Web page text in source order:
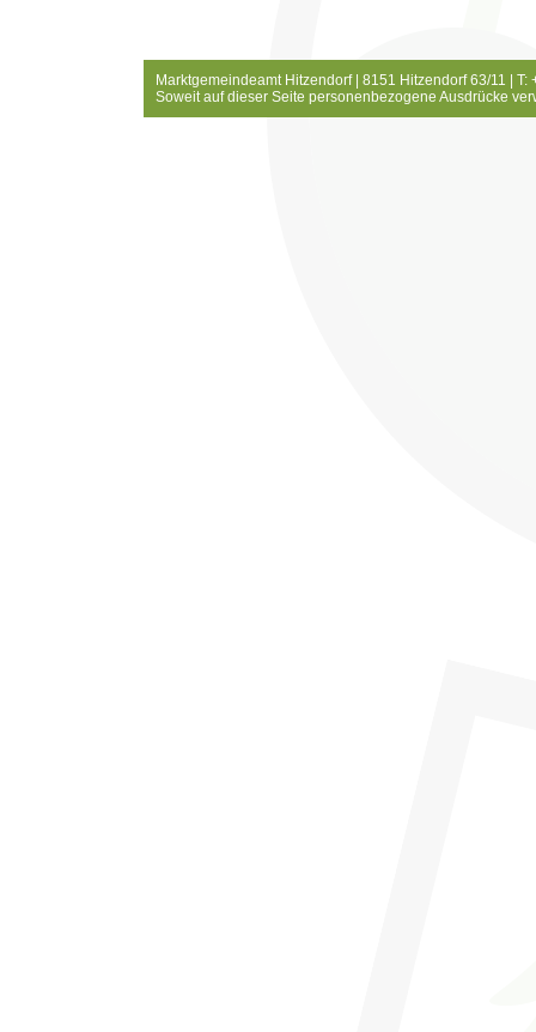
Marktgemeindeamt Hitzendorf | 8151 Hitzendorf 63/11 |
Soweit auf dieser Seite personenbezogene Ausdrücke